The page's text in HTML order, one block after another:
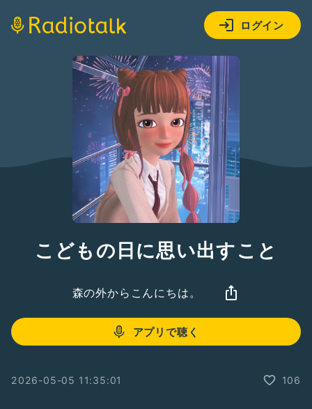
ログイン
こどもの日に思い出すこと
森の外からこんにちは。
アプリで聴く
2026-05-05 11:35:01 106